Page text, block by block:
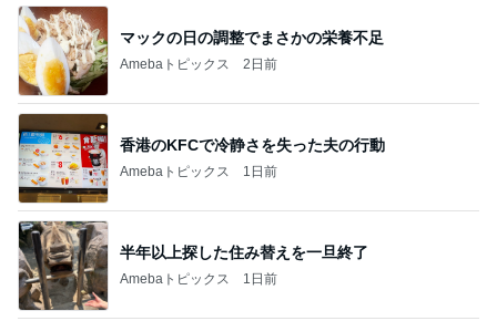
マックの日の調整でまさかの栄養不足
Amebaトピックス 2日前
香港のKFCで冷静さを失った夫の行動
Amebaトピックス 1日前
半年以上探した住み替えを一旦終了
Amebaトピックス 1日前